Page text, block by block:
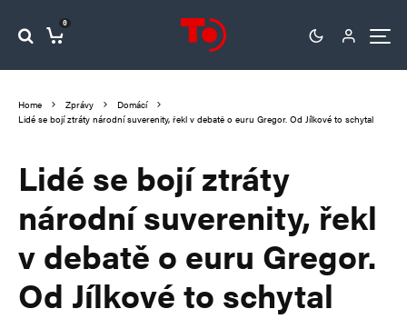
0
Home Zprávy
Domácí
Lidé se bojí ztráty národní suverenity, řekl v debatě o euru Gregor. Od Jílkové to schytal
Lidé se bojí ztráty
národní suverenity, řekl
v debatě o euru Gregor.
Od Jílkové to schytal